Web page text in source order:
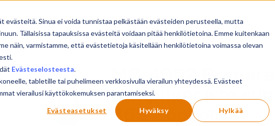
evästeitä. Sinua ei voida tunnistaa pelkästään evästeiden perusteella, mutta
Tällaisissa tapauksissa evästeitä voidaan pitää henkilötietoina. Emme kuitenkaan
näin, varmistamme, että evästetietoja käsitellään henkilötietoina voimassa olevan
Evästeselosteesta.
tabletille tai puhelimeen verkkosivulla vierailun yhteydessä. Evästeet
vierailusi käyttökokemuksen parantamiseksi.
Evästeasetukset Hyväksy Hylkää
Etusivu Koulutukset
MS-4002
compliance to
365 Copilot